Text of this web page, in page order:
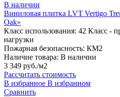
В наличии
Виниловая плитка LVT Vertigo
Oak»
Класс использования: 42 Класс -
нагрузки
Пожарная безопасность: КМ2
Наличие товара: В наличии
3 349 руб./м2
Рассчитать стоимость
В избранное В избранном
Сравнить